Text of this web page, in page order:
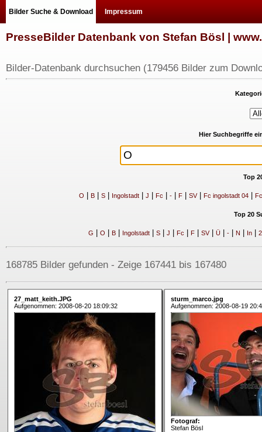
Bilder Suche & Download Impressum
PresseBilder Datenbank von Stefan Bösl |
Bilder-Datenbank durchsuchen (179456 Bilder zum
Hier Suchbegriffe
Top
O B| S| Ingolstadt| J Fc -| F| SV| Fc ingolstadt 04|
Top 20
G O B| Ingolstadt| S| J Fc F| SV| Ü| -| N In| 2
168785 Bilder gefunden - Zeige 167441 bis 167480
27_matt_keith.JPG
Aufgenommen: 2008-08-20 18:09:32
sturm_marco.jpg
Aufgenommen: 2008-08-19
Fotograf:
Stefan Bösl